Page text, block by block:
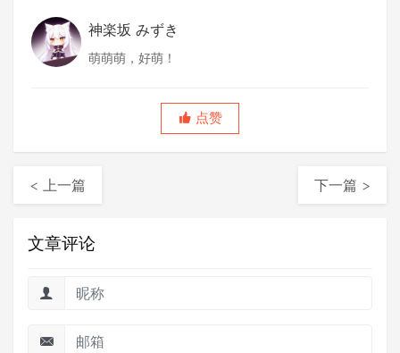
神楽坂 みずき
萌萌萌，好萌！
点赞
< 上一篇 下一篇 >
文章评论